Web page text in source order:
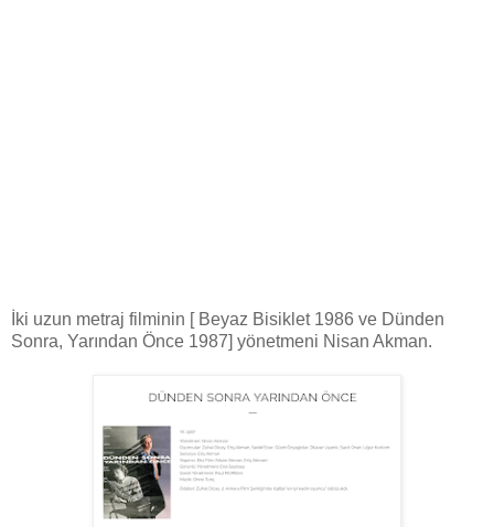
İki uzun metraj filminin [ Beyaz Bisiklet 1986 ve Dünden
Sonra, Yarından Önce 1987] yönetmeni Nisan Akman.